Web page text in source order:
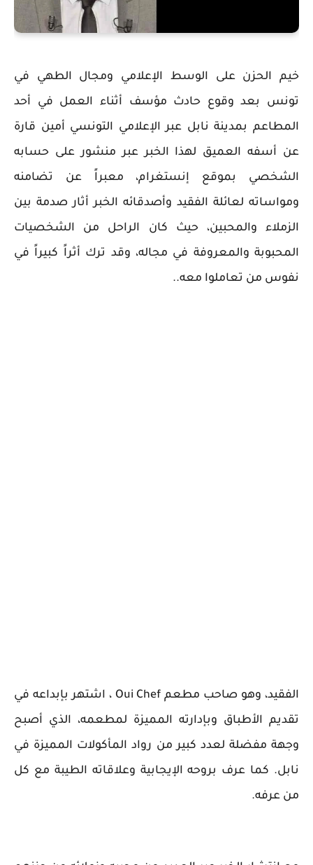
خيم الحزن على الوسط الإعلامي ومجال الطهي في
تونس بعد وقوع حادث مؤسف أثناء العمل في أحد
المطاعم بمدينة نابل عبر الإعلامي التونسي أمين قارة
عن أسفه العميق لهذا الخبر عبر منشور على حسابه
الشخصي بموقع إنستغرام، معبراً عن تضامنه
ومواساته لعائلة الفقيد وأصدقائه الخبر أثار صدمة بين
الزملاء والمحبين، حيث كان الراحل من الشخصيات
المحبوبة والمعروفة في مجاله، وقد ترك أثراً كبيراً في
نفوس من تعاملوا معه..
الفقيد، وهو صاحب مطعم Oui Chef ، اشتهر بإبداعه في
تقديم الأطباق وبإدارته المميزة لمطعمه، الذي أصبح
وجهة مفضلة لعدد كبير من رواد المأكولات المميزة في
نابل. كما عرف بروحه الإيجابية وعلاقاته الطيبة مع كل
من عرفه.